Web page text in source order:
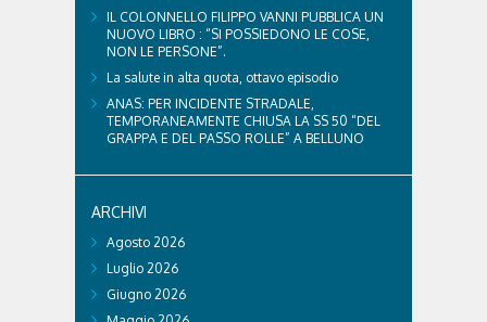
IL COLONNELLO FILIPPO VANNI PUBBLICA UN
NUOVO LIBRO : “SI POSSIEDONO LE COSE,
NON LE PERSONE”.
La salute in alta quota, ottavo episodio
ANAS: PER INCIDENTE STRADALE,
TEMPORANEAMENTE CHIUSA LA SS 50 “DEL
GRAPPA E DEL PASSO ROLLE” A BELLUNO
ARCHIVI
Agosto 2026
Luglio 2026
Giugno 2026